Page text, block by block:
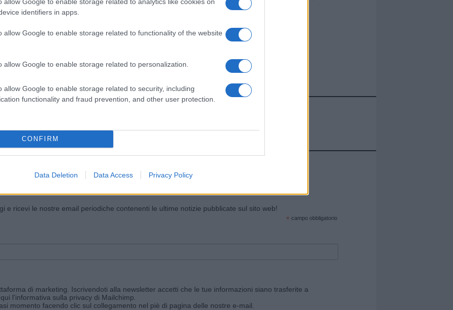
identifiers in apps.
allow Google to enable storage related to functionality of the website
allow Google to enable storage related to personalization.
allow Google to enable storage related to security, including
functionality and fraud prevention, and other user protection.
CONFIRM
Data Deletion Data Access Privacy Policy
Prossimo articolo
e ricevi le nostre email periodiche contenenti le ultime notizie pubblicate sul sito web!
* campo obbligatorio
di marketing. Iscrivendoti alla newsletter accetti che le tue informazioni siano trasferite a
l'informativa sulla privacy di Mailchimp
momento facendo clic sul collegamento nel piè di pagina delle nostre e-mail.